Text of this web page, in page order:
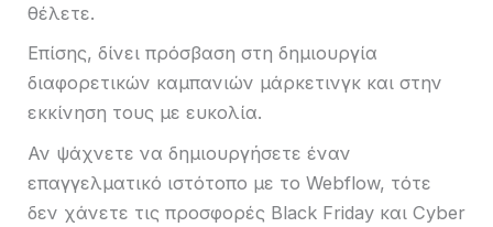
θέλετε.
Επίσης, δίνει πρόσβαση στη δημιουργία
διαφορετικών καμπανιών μάρκετινγκ και στην
εκκίνηση τους με ευκολία.
Αν ψάχνετε να δημιουργήσετε έναν
επαγγελματικό ιστότοπο με το Webflow, τότε
δεν χάνετε τις προσφορές Black Friday και Cyber